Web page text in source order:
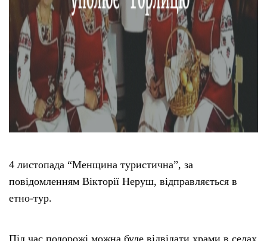
4 листопада “Менщина туристична”, за
повідомленням Вікторії Неруш, відправляється в
етно-тур.
Під час подорожі можна буде відвідати храми в селах